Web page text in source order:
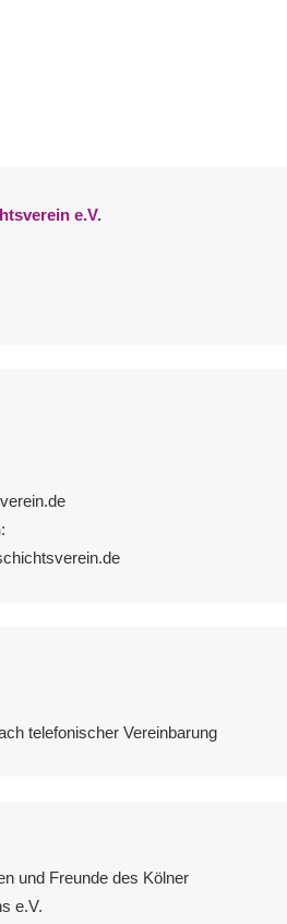
e.V.
:
telefonischer Vereinbarung
und Freunde des Kölner
e.V.